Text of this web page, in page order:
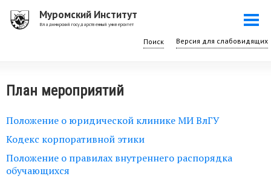
Перейти
Муромский Институт
Владимирский государственный университет
Поиск
План мероприятий
Положение о юридической клинике МИ ВлГУ
Кодекс корпоративной этики
Положение о правилах внутреннего распорядка
обучающихся